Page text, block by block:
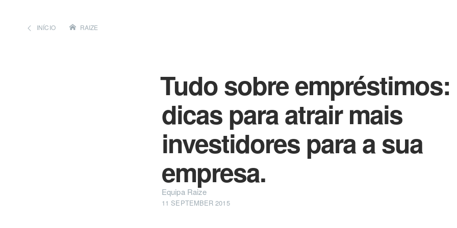
INÍCIO RAIZE
Tudo sobre empréstimos:
dicas para atrair mais
investidores para a sua
empresa.
Equipa Raize
11 SEPTEMBER 2015